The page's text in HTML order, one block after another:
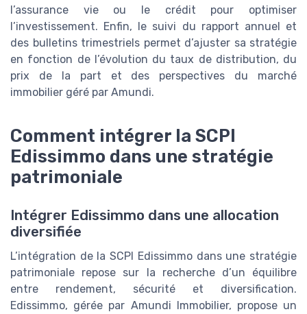
l’assurance vie ou le crédit pour optimiser
l’investissement. Enfin, le suivi du rapport annuel et
des bulletins trimestriels permet d’ajuster sa stratégie
en fonction de l’évolution du taux de distribution, du
prix de la part et des perspectives du marché
immobilier géré par Amundi.
Comment intégrer la SCPI
Edissimmo dans une stratégie
patrimoniale
Intégrer Edissimmo dans une allocation
diversifiée
L’intégration de la SCPI Edissimmo dans une stratégie
patrimoniale repose sur la recherche d’un équilibre
entre rendement, sécurité et diversification.
Edissimmo, gérée par Amundi Immobilier, propose un